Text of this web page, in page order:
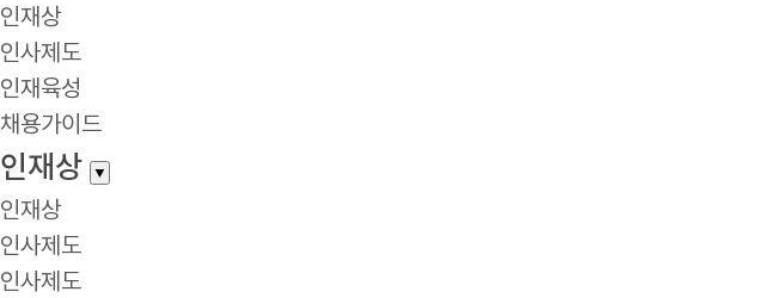
인재상
인사제도
인재육성
채용가이드
인재상 ▼
인재상
인사제도
인사제도